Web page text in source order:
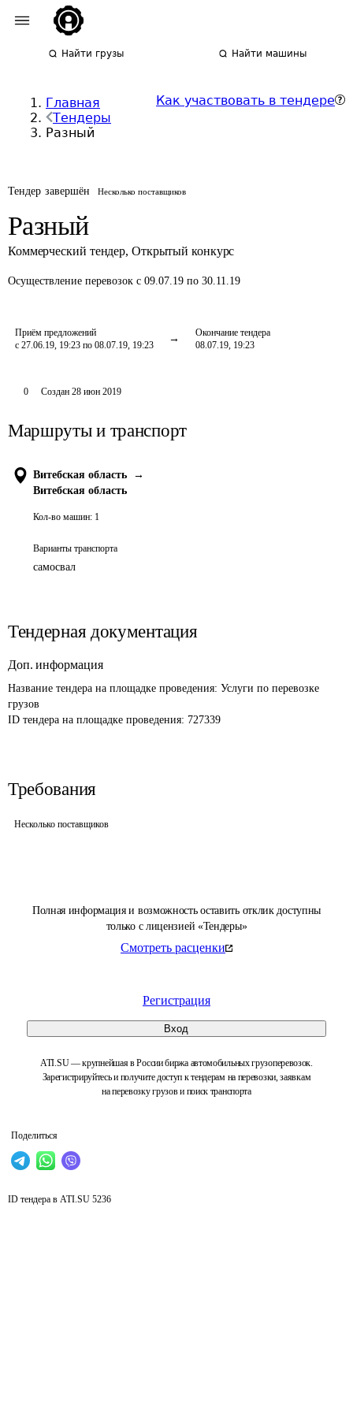
Найти грузы Найти машины
Главная
Тендеры
Разный
Как участвовать в тендере
Тендер завершён Несколько поставщиков
Разный
Коммерческий тендер, Открытый конкурс
Осуществление перевозок с 09.07.19 по 30.11.19
Приём предложений
с 27.06.19, 19:23 по 08.07.19, 19:23
Окончание тендера
08.07.19, 19:23
Полная информация и возможность оставить отклик доступны
только с лицензией «Тендеры»
Смотреть расценки
Регистрация
Вход
ATI.SU — крупнейшая в России биржа автомобильных грузоперевозок.
Зарегистрируйтесь и получите доступ к тендерам на перевозки, заявкам
на перевозку грузов и поиск транспорта
Поделиться
0 Создан 28 июн 2019
Маршруты и транспорт
Витебская область
→
Витебская область
Кол-во машин: 1
Варианты транспорта
самосвал
Тендерная документация
Доп. информация
Название тендера на площадке проведения: Услуги по перевозке
грузов
ID тендера на площадке проведения: 727339
Требования
Несколько поставщиков
ID тендера в ATI.SU 5236